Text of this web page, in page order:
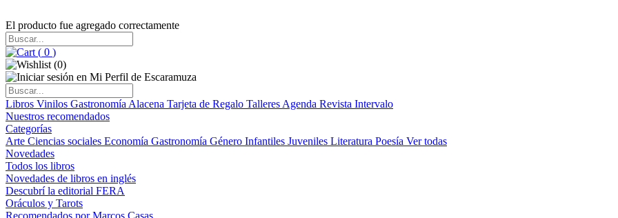
El producto fue agregado correctamente
( 0 )
(0)
Libros Vinilos Gastronomía Alacena Tarjeta de Regalo Talleres Agenda Revista Intervalo
Nuestros recomendados
Categorías
Arte Ciencias sociales Economía Gastronomía Género Infantiles Juveniles Literatura Poesía Ver todas
Novedades
Todos los libros
Novedades de libros en inglés
Descubrí la editorial FERA
Oráculos y Tarots
Recomendados por Marcos Casas